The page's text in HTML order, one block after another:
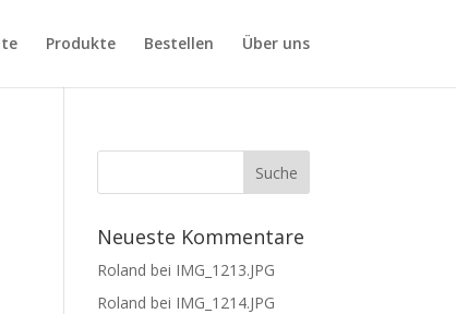
Produkte Bestellen Über uns
Neueste Kommentare
Roland bei IMG_1213.JPG
Roland bei IMG_1214.JPG